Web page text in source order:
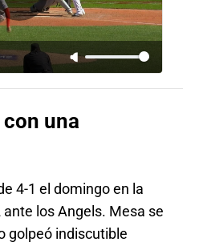
una
4-1 el domingo en la
los Angels. Mesa se
golpeó indiscutible